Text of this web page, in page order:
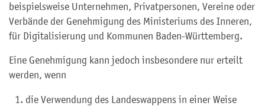
beispielsweise Unternehmen, Privatpersonen, Vereine oder
Verbände der Genehmigung des Ministeriums des Inneren,
für Digitalisierung und Kommunen Baden-Württemberg.
Eine Genehmigung kann jedoch insbesondere nur erteilt
werden, wenn
die Verwendung des Landeswappens in einer Weise